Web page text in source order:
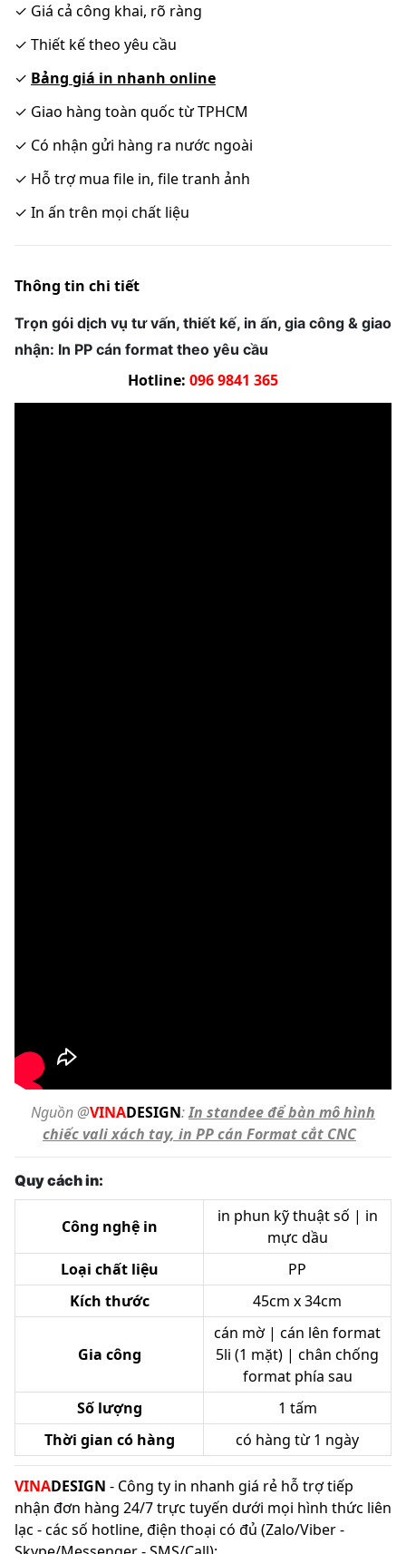
✓ Giá cả công khai, rõ ràng
✓ Thiết kế theo yêu cầu
✓ Bảng giá in nhanh online
✓ Giao hàng toàn quốc từ TPHCM
✓ Có nhận gửi hàng ra nước ngoài
✓ Hỗ trợ mua file in, file tranh ảnh
✓ In ấn trên mọi chất liệu
Thông tin chi tiết
Trọn gói dịch vụ tư vấn, thiết kế, in ấn, gia công & giao
nhận: In PP cán format theo yêu cầu
Hotline: 096 9841 365
Nguồn @VINADESIGN:In standee để bàn mô hình
chiếc vali xách tay, in PP cán Format cắt CNC
Quy cách in:
Công nghệ in
in phun kỹ thuật số | in
mực dầu
Loại chất liệu
PP
Kích thước
45cm x 34cm
Gia công
cán mờ | cán lên format
5li (1 mặt) | chân chống
format phía sau
Số lượng
1 tấm
Thời gian có hàng
có hàng từ 1 ngày
VINADESIGN - Công ty in nhanh giá rẻ hỗ trợ tiếp
nhận đơn hàng 24/7 trực tuyến dưới mọi hình thức liên
lạc - các số hotline, điện thoại có đủ (Zalo/Viber -